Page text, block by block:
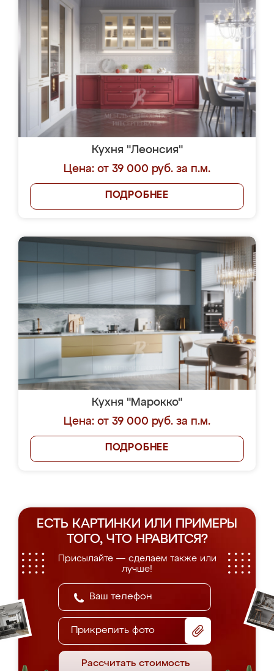
Кухня "Леонсия"
Цена: от 39 000 руб. за п.м.
ПОДРОБНЕЕ
Кухня "Марокко"
Цена: от 39 000 руб. за п.м.
ПОДРОБНЕЕ
ЕСТЬ КАРТИНКИ ИЛИ ПРИМЕРЫ
ТОГО, ЧТО НРАВИТСЯ?
Присылайте — сделаем также или
лучше!
Прикрепить фото
Рассчитать стоимость